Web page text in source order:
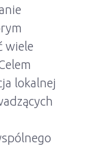
wiele
lokalnej